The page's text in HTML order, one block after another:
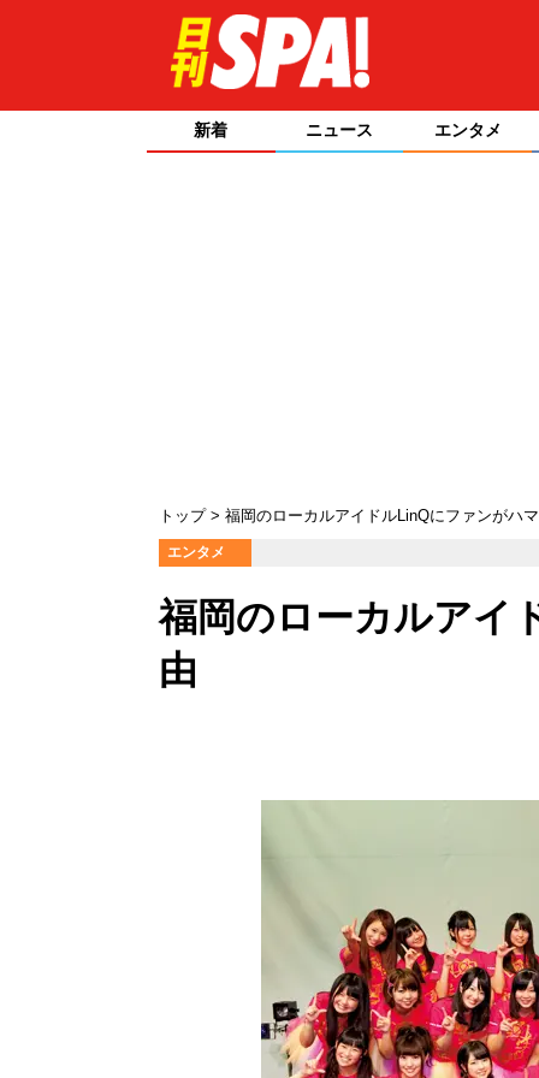
新着 ニュース エンタメ
トップ 福岡のローカルアイドルLinQにファンがハ
エンタメ
福岡のローカルアイ
由